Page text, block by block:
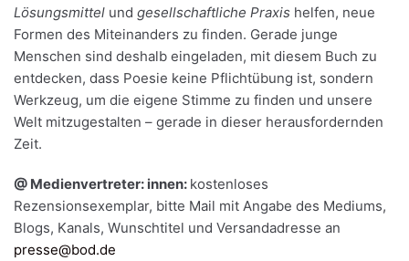
Lösungsmittel und gesellschaftliche Praxis helfen, neue
Formen des Miteinanders zu finden. Gerade junge
Menschen sind deshalb eingeladen, mit diesem Buch zu
entdecken, dass Poesie keine Pflichtübung ist, sondern
Werkzeug, um die eigene Stimme zu finden und unsere
Welt mitzugestalten – gerade in dieser herausfordernden
Zeit.
@ Medienvertreter: innen: kostenloses
Rezensionsexemplar, bitte Mail mit Angabe des Mediums,
Blogs, Kanals, Wunschtitel und Versandadresse an
presse@bod.de